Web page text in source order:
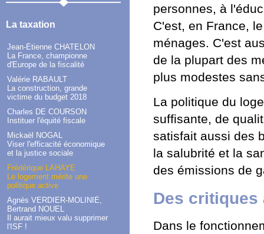
La taxation
Jean-Étienne CHATELON
La France, championne
d'Europe de la fiscalité
Valérie RABAULT
La construction, grande
victime du budget 2018
Charles DE COURSON
Instituer l'équité fiscale
Mickaël NOGAL
Viser l'efficacité économique
et la justice sociale
Frédérique LAHAYE
Le logement mérite une
politique active
Agnès VERDIER-MOLINIÉ,
Bertrand NOUEL
Il aurait mieux valu supprimer
l'ISF !
personnes, à
C'est, en France,
ménages. C'est
de la plupart des
plus modestes
La politique du
suffisante, de
satisfait aussi des
la salubrité et la
des émissions de
Des critiques
Dans le